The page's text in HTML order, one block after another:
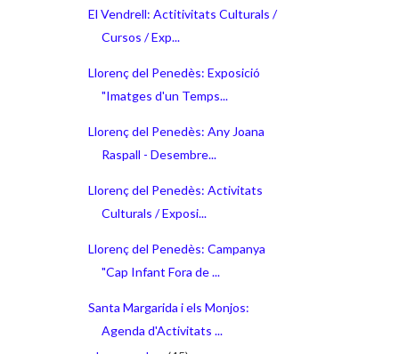
El Vendrell: Actitivitats Culturals /
Cursos / Exp...
Llorenç del Penedès: Exposició
"Imatges d'un Temps...
Llorenç del Penedès: Any Joana
Raspall - Desembre...
Llorenç del Penedès: Activitats
Culturals / Exposi...
Llorenç del Penedès: Campanya
"Cap Infant Fora de ...
Santa Margarida i els Monjos:
Agenda d'Activitats ...